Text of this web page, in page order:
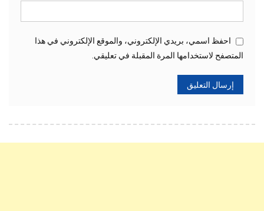
احفظ اسمي، بريدي الإلكتروني، والموقع الإلكتروني في هذا
المتصفح لاستخدامها المرة المقبلة في تعليقي.